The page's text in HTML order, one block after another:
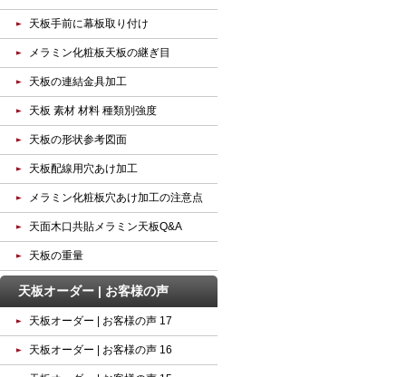
天板手前に幕板取り付け
メラミン化粧板天板の継ぎ目
天板の連結金具加工
天板 素材 材料 種類別強度
天板の形状参考図面
天板配線用穴あけ加工
メラミン化粧板穴あけ加工の注意点
天面木口共貼メラミン天板Q&A
天板の重量
天板オーダー | お客様の声
天板オーダー | お客様の声 17
天板オーダー | お客様の声 16